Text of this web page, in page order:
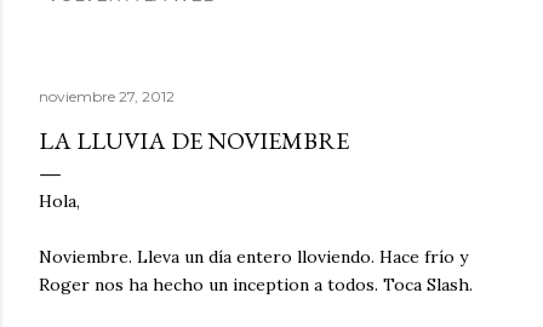
noviembre 27, 2012
LA LLUVIA DE NOVIEMBRE
Hola,
Noviembre. Lleva un día entero lloviendo. Hace frío y
Roger nos ha hecho un inception a todos. Toca Slash.